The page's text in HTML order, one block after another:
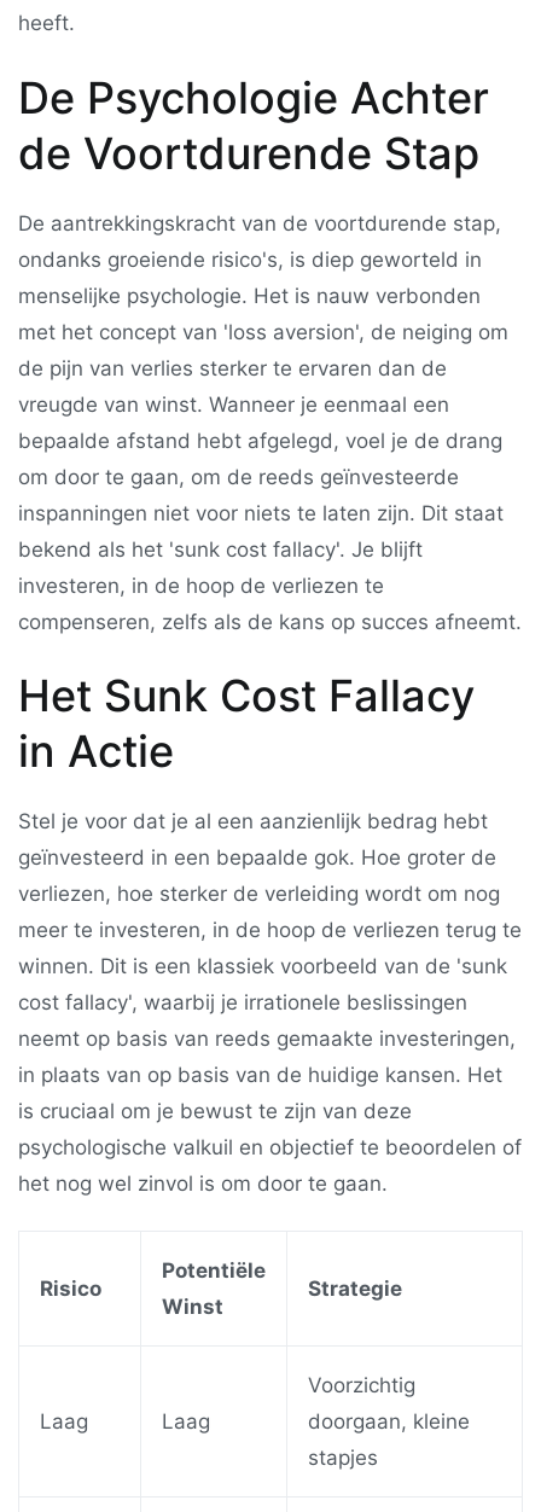
heeft.
De Psychologie Achter
de Voortdurende Stap
De aantrekkingskracht van de voortdurende stap,
ondanks groeiende risico's, is diep geworteld in
menselijke psychologie. Het is nauw verbonden
met het concept van 'loss aversion', de neiging om
de pijn van verlies sterker te ervaren dan de
vreugde van winst. Wanneer je eenmaal een
bepaalde afstand hebt afgelegd, voel je de drang
om door te gaan, om de reeds geïnvesteerde
inspanningen niet voor niets te laten zijn. Dit staat
bekend als het 'sunk cost fallacy'. Je blijft
investeren, in de hoop de verliezen te
compenseren, zelfs als de kans op succes afneemt.
Het Sunk Cost Fallacy
in Actie
Stel je voor dat je al een aanzienlijk bedrag hebt
geïnvesteerd in een bepaalde gok. Hoe groter de
verliezen, hoe sterker de verleiding wordt om nog
meer te investeren, in de hoop de verliezen terug te
winnen. Dit is een klassiek voorbeeld van de 'sunk
cost fallacy', waarbij je irrationele beslissingen
neemt op basis van reeds gemaakte investeringen,
in plaats van op basis van de huidige kansen. Het
is cruciaal om je bewust te zijn van deze
psychologische valkuil en objectief te beoordelen of
het nog wel zinvol is om door te gaan.
Risico
Potentiële
Winst
Strategie
Laag Laag
Voorzichtig
doorgaan, kleine
stapjes